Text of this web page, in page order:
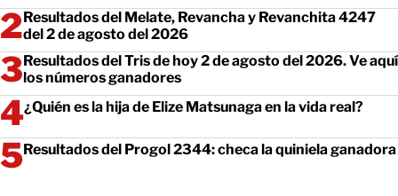
Resultados del Melate, Revancha y Revanchita 4247
del 2 de agosto del 2026
Resultados del Tris de hoy 2 de agosto del 2026. Ve aquí
los números ganadores
¿Quién es la hija de Elize Matsunaga en la vida real?
Resultados del Progol 2344: checa la quiniela ganadora